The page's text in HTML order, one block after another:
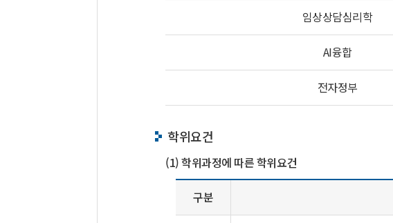
임상상담심리학
AI융합
전자정부
학위요건
(1) 학위과정에 따른 학위요건
구분